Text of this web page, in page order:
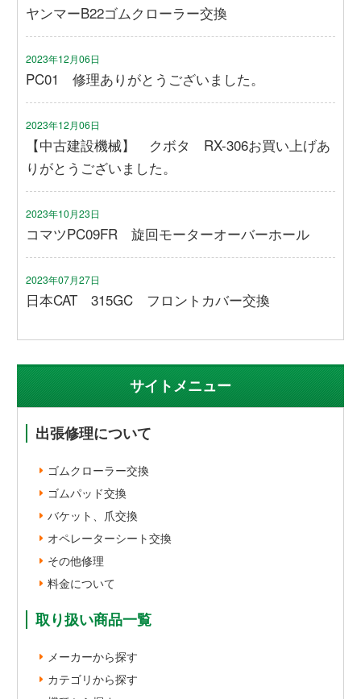
ヤンマーB22ゴムクローラー交換
2023年12月06日
PC01 修理ありがとうございました。
2023年12月06日
【中古建設機械】 クボタ RX-306お買い上げあ
りがとうございました。
2023年10月23日
コマツPC09FR 旋回モーターオーバーホール
2023年07月27日
日本CAT 315GC フロントカバー交換
サイトメニュー
出張修理について
ゴムクローラー交換
ゴムパッド交換
バケット、爪交換
オペレーターシート交換
その他修理
料金について
取り扱い商品一覧
メーカーから探す
カテゴリから探す